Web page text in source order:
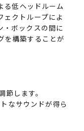
る低ヘッドルーム
ェクトループによ
・ボックスの間に
を構築することが
します。
なサウンドが得ら